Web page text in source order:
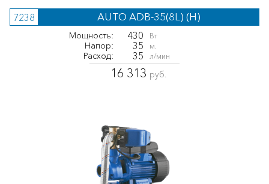
7238 AUTO ADB-35(8L) (H)
Мощность: 430 Вт
Напор: 35 м.
Расход: 35 л/мин
16 313 руб.